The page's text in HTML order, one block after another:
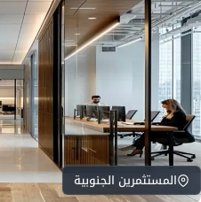
المستثمرين الجنوبية